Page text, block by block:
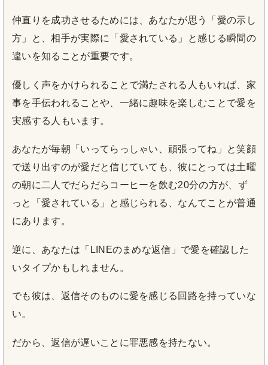
仲直りを成功させるためには、あなたが思う「愛の示し
方」と、相手が実際に「愛されている」と感じる瞬間の
違いを知ることが重要です。
優しく声をかけられることで満たされる人もいれば、家
事を手伝われることや、一緒に趣味を楽しむことで愛を
実感する人もいます。
あなたが毎朝「いってらっしゃい、頑張ってね」と笑顔
で送り出すのが愛だと信じていても、彼にとっては土曜
の朝に二人でだらだらコーヒーを飲む20分の方が、ず
っと「愛されている」と感じられる、なんてことが普通
にあります。
逆に、あなたは「LINEのまめな返信」で愛を確認した
いタイプかもしれません。
でも彼は、返信そのものに愛を感じる回路を持っていな
い。
だから、返信が遅いことに罪悪感を持たない。